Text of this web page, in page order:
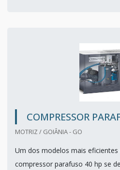
COMPRESSOR
MOTRIZ / GOIÂNIA - GO
Um dos modelos mais
compressor parafuso 40 hp se